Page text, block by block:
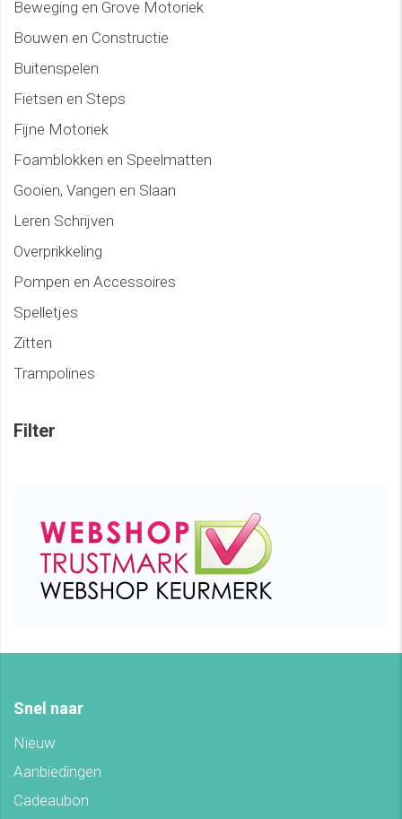
Beweging en Grove Motoriek
Bouwen en Constructie
Buitenspelen
Fietsen en Steps
Fijne Motoriek
Foamblokken en Speelmatten
Gooien, Vangen en Slaan
Leren Schrijven
Overprikkeling
Pompen en Accessoires
Spelletjes
Zitten
Trampolines
Filter
Snel naar
Nieuw
Aanbiedingen
Cadeaubon